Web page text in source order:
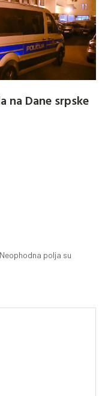
na Dane srpske
Neophodna polja su